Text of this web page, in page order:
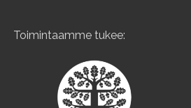
Toimintaamme tukee: